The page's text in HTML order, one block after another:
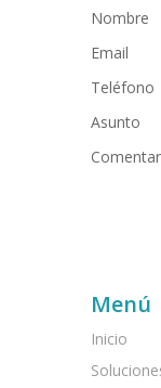
Nombre
Email
Teléfono
Asunto
Menú
Inicio